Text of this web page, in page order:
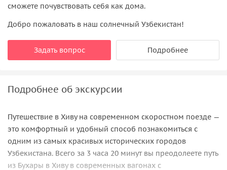
сможете почувствовать себя как дома.
Добро пожаловать в наш солнечный Узбекистан!
Задать вопрос Подробнее
Подробнее об экскурсии
Путешествие в Хиву на современном скоростном поезде —
это комфортный и удобный способ познакомиться с
одним из самых красивых исторических городов
Узбекистана. Всего за 3 часа 20 минут вы преодолеете путь
из Бухары в Хиву в современных вагонах с